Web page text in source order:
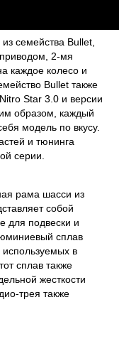
семейства Bullet,
2-мя
каждое колесо и
Bullet также
Star 3.0 и версии
образом, каждый
модель по вкусу.
и тюнинга
серии.
рама шасси из
собой
для подвески и
сплав
в
сплав также
жесткости
трея также